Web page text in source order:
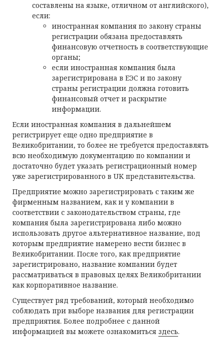
составлены на языке, отличном от английского),
если:
иностранная компания по закону страны
регистрации обязана предоставлять
финансовую отчетность в соответствующие
органы;
если иностранная компания была
зарегистрирована в ЕЭС и по закону
страны регистрации должна готовить
финансовый отчет и раскрытие
информации.
Если иностранная компания в дальнейшем
регистрирует еще одно предприятие в
Великобритании, то более не требуется предоставлять
всю необходимую документацию по компании и
достаточно будет указать регистрационный номер
уже зарегистрированного в UK представительства.
Предприятие можно зарегистрировать с таким же
фирменным названием, как и у компании в
соответствии с законодательством страны, где
компания была зарегистрирована либо можно
использовать другое альтернативное название, под
которым предприятие намерено вести бизнес в
Великобритании. После того, как предприятие
зарегистрировано, название компании будет
рассматриваться в правовых целях Великобритании
как корпоративное название.
Существует ряд требований, который необходимо
соблюдать при выборе названия для регистрации
предприятия. Более подробнее с данной
информацией вы можете ознакомиться здесь.